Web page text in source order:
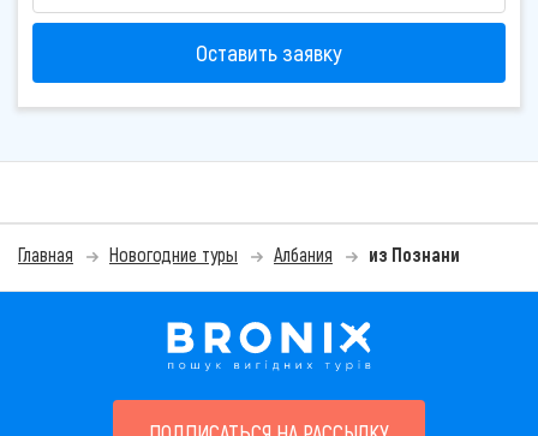
Оставить заявку
Главная Новогодние туры Албания из Познани